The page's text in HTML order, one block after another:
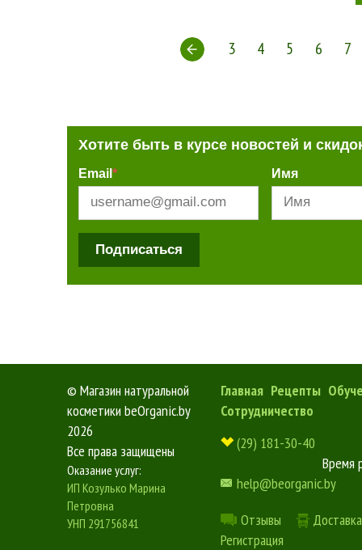
3 4 5 6 7
Хотите быть в курсе новостей и
Email * Имя
Подписаться
© Магазин натуральной
косметики beOrganic.by
2026
Все права защищены
Оказание услуг:
ИП Козулько Марина
Петровна
УНП 291756841
Главная Рецепты
Сотрудничество
(29) 181-30-40
Время
help@beorganic.by
Отзывы
Регистрация